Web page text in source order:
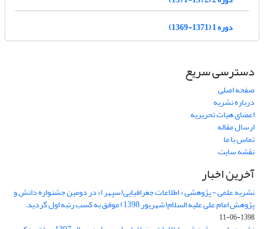
دوره 1 (1371-1369)
دسترسی سریع
صفحه اصلی
درباره نشریه
اعضای هیات تحریریه
ارسال مقاله
تماس با ما
نقشه سایت
آخرین اخبار
نشریه علمی - پژوهشی « اطلاعات جغرافیایی(سپهر)» در دومین جشنواره دانش و
پژوهش امام علی علیه السلام(شهریور 1398) موفق به کسب رتبه اول گردید.
1398-06-11